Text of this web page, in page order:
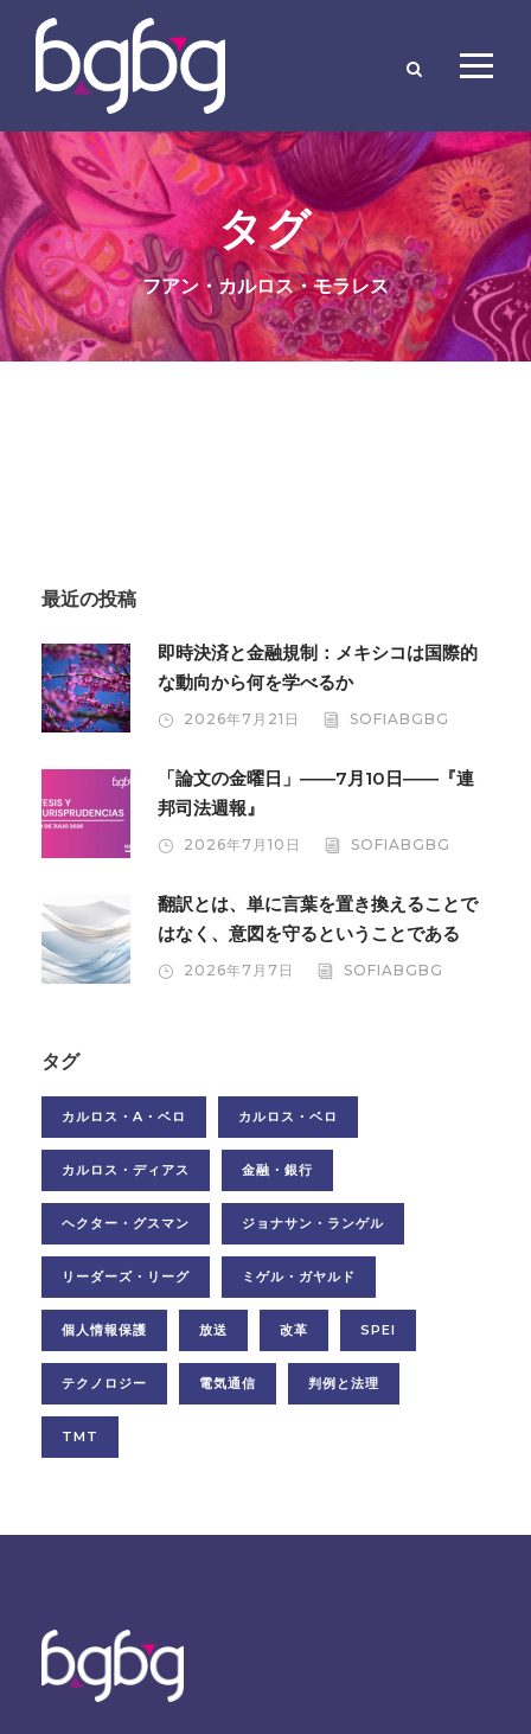
タグ
フアン・カルロス・モラレス
最近の投稿
即時決済と金融規制：メキシコは国際的
な動向から何を学べるか
2026年7月21日 SOFIABGBG
「論文の金曜日」――7月10日――『連
邦司法週報』
2026年7月10日 SOFIABGBG
翻訳とは、単に言葉を置き換えることで
はなく、意図を守るということである
2026年7月7日 SOFIABGBG
タグ
カルロス・A・ベロ カルロス・ベロ
カルロス・ディアス 金融・銀行
ヘクター・グスマン ジョナサン・ランゲル
リーダーズ・リーグ ミゲル・ガヤルド
個人情報保護 放送 改革 SPEI
テクノロジー 電気通信 判例と法理
TMT